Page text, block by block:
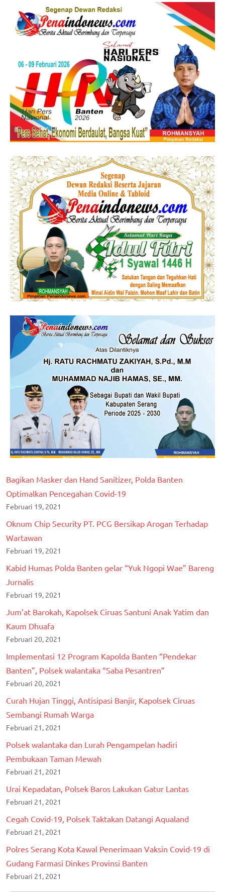
Bagikan Masker dan Hand Sanitizer, Polda Banten
Optimalkan Pencegahan Covid-19
Februari 19, 2021
Oknum Chip Security PT. PCG Bersikap Arogan Terhadap
Wartawan
Februari 19, 2021
Kabid Humas Polda Banten gelar “Yuk Ngopi Wae” Bareng
Jurnalis
Februari 19, 2021
Jum’at Barokah, Kapolsek Ciruas Santuni Anak Yatim dan
Kaum Dhuafa
Februari 20, 2021
Implementasi 12 Program Kapolda Banten “Pendekar
Banten”, Polsek walantaka “Saba Pesantren”
Februari 20, 2021
Curah Hujan Tinggi, Antisipasi Banjir, Kapolsek Ciruas
Sembangi Rumah Warga
Februari 21, 2021
Polsek walantaka dan Lurah Pengampelan hadiri
Pembukaan Taman Mewah
Februari 21, 2021
Urai Kepadatan, Polsek Baros Lakukan Gatur Lantas
Februari 21, 2021
Cegah Covid-19, Polsek Taktakan Datangi Aqualand
Februari 21, 2021
Polres Serang Kota Kawal Penerimaan Vaksin Covid-19 di
Gudang Farmasi Dinkes Provinsi Banten
Februari 21, 2021